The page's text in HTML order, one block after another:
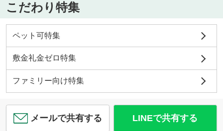
こだわり特集
ペット可特集
敷金礼金ゼロ特集
ファミリー向け特集
メールで共有する LINEで共有する